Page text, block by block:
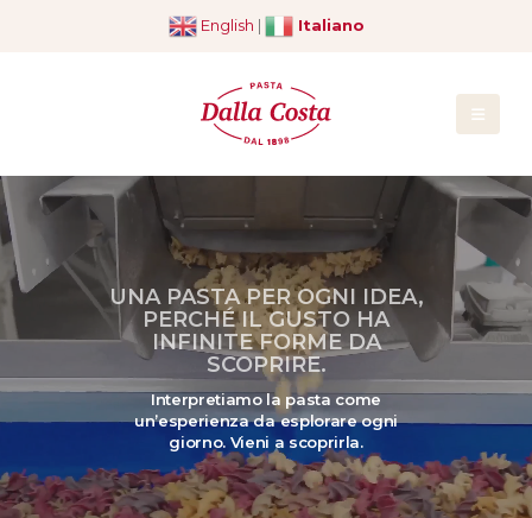
English | Italiano
UNA PASTA PER OGNI IDEA,
PERCHÉ IL GUSTO HA
INFINITE FORME DA
SCOPRIRE.
Interpretiamo la pasta come
un’esperienza da esplorare ogni
giorno. Vieni a scoprirla.